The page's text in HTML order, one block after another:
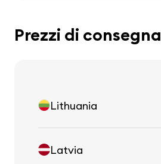
Prezzi di consegna
Lithuania
Latvia